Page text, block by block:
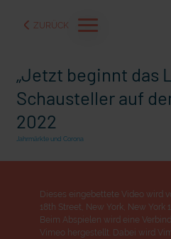
ZURÜCK
„Jetzt beginnt das
Schausteller auf
2022
Jahrmärkte und Corona
Dieses eingebettete Video wird
18th Street, New York, New York
Beim Abspielen wird eine
Vimeo hergestellt. Dabei wird